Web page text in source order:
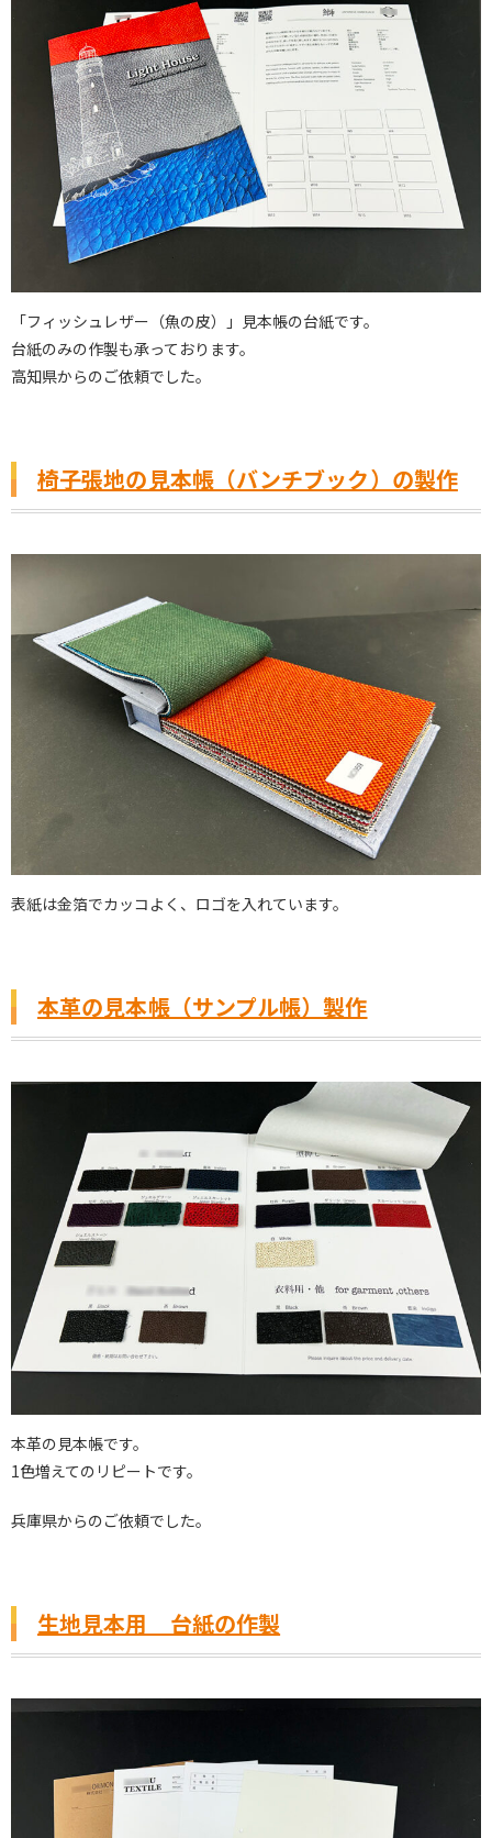
「フィッシュレザー（魚の皮）」見本帳の台紙です。
台紙のみの作製も承っております。
高知県からのご依頼でした。
椅子張地の見本帳（バンチブック）の製作
表紙は金箔でカッコよく、ロゴを入れています。
本革の見本帳（サンプル帳）製作
本革の見本帳です。
1色増えてのリピートです。
兵庫県からのご依頼でした。
生地見本用 台紙の作製